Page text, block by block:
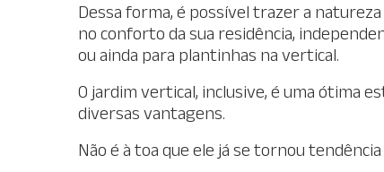
Dessa forma, é possível trazer a
no conforto da sua residência,
ou ainda para plantinhas na vertical.
O jardim vertical, inclusive, é uma ótima
diversas vantagens.
Não é à toa que ele já se tornou